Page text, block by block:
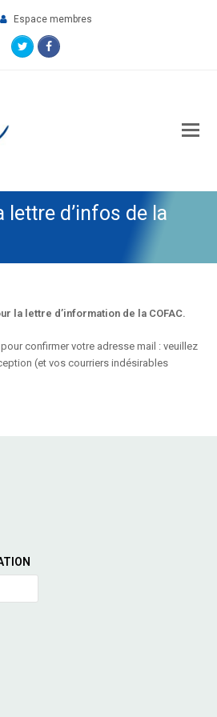
Espace membres
TwitterFacebook
lettre d’infos de la
la lettre d’information de la COFAC.
confirmer votre adresse mail : veuillez
(et vos courriers indésirables